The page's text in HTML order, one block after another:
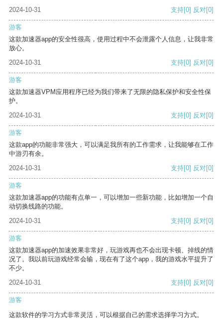
2024-10-31
支持[0] 反对[0]
游客
这款加速器app的安全性很高，使用过程中不会泄露个人信息，让我非常
放心。
2024-10-31
支持[0] 反对[0]
游客
这款加速器VPM应用程序已经为我们带来了无限的隐私保护和安全性保
护。
2024-10-31
支持[0] 反对[0]
游客
这款app的功能非常强大，可以满足我所有的工作需求，让我能够在工作
中游刃有余。
2024-10-31
支持[0] 反对[0]
游客
这款加速器app的功能有点单一，可以增加一些新功能，比如增加一个自
动切换线路的功能。
2024-10-31
支持[0] 反对[0]
游客
这款加速器app的加速效果非常好，玩游戏再也不会出现卡顿、掉线的情
况了。我以前玩游戏经常会输，现在有了这个app，我的游戏水平提升了
不少。
2024-10-31
支持[0] 反对[0]
游客
这款软件的学习方式非常灵活，可以根据自己的需求选择学习方式。